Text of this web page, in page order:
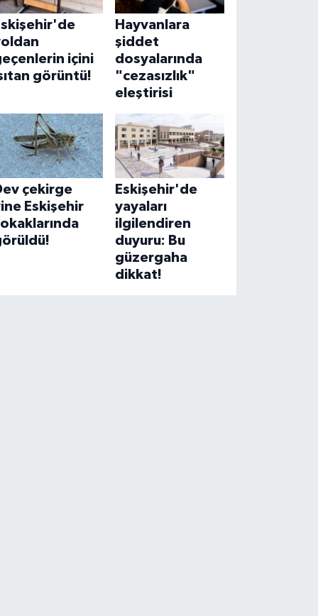
içini
görüntü!
Hayvanlara
şiddet
dosyalarında
"cezasızlık"
eleştirisi
çekirge
Eskişehir
Eskişehir'de
yayaları
ilgilendiren
duyuru: Bu
güzergaha
dikkat!